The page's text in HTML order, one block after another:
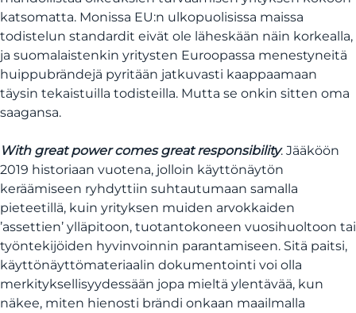
katsomatta. Monissa EU:n ulkopuolisissa maissa
todistelun standardit eivät ole läheskään näin korkealla,
ja suomalaistenkin yritysten Euroopassa menestyneitä
huippubrändejä pyritään jatkuvasti kaappaamaan
täysin tekaistuilla todisteilla. Mutta se onkin sitten oma
saagansa.
With great power comes great responsibility. Jääköön
2019 historiaan vuotena, jolloin käyttönäytön
keräämiseen ryhdyttiin suhtautumaan samalla
pieteetillä, kuin yrityksen muiden arvokkaiden
’assettien’ ylläpitoon, tuotantokoneen vuosihuoltoon tai
työntekijöiden hyvinvoinnin parantamiseen. Sitä paitsi,
käyttönäyttömateriaalin dokumentointi voi olla
merkityksellisyydessään jopa mieltä ylentävää, kun
näkee, miten hienosti brändi onkaan maailmalla